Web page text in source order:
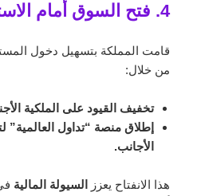
4. فتح السوق أمام الاستثمارات الأجنبية
قامت المملكة بتسهيل دخول
من خلال:
تخفيف القيود على الملكية
إطلاق منصة “تداول العالمية”
الأجانب.
هذا الانفتاح يعزز السيولة المالية